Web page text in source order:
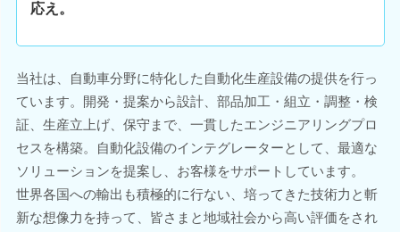
応え。
当社は、自動車分野に特化した自動化生産設備の提供を行っ
ています。開発・提案から設計、部品加工・組立・調整・検
証、生産立上げ、保守まで、一貫したエンジニアリングプロ
セスを構築。自動化設備のインテグレーターとして、最適な
ソリューションを提案し、お客様をサポートしています。
世界各国への輸出も積極的に行ない、培ってきた技術力と斬
新な想像力を持って、皆さまと地域社会から高い評価をされ